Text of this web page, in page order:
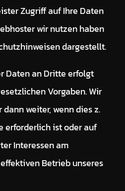
Zugriff auf Ihre Daten
wir nutzen haben
dargestellt.
Daten an Dritte erfolgt
Vorgaben. Wir
weiter, wenn dies z.
erforderlich ist oder auf
Interessen am
Betrieb unseres